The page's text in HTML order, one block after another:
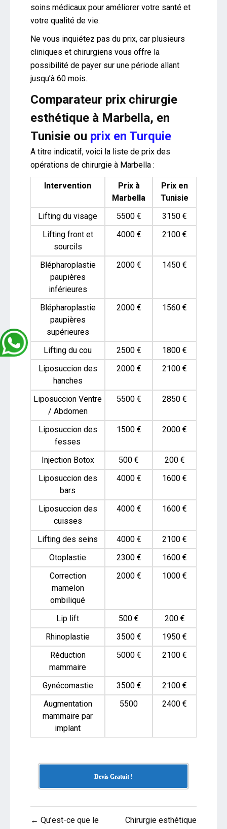
soins médicaux pour améliorer votre santé et
votre qualité de vie.
Ne vous inquiétez pas du prix, car plusieurs
cliniques et chirurgiens vous offre la
possibilité de payer sur une période allant
jusqu’à 60 mois.
Comparateur prix chirurgie
esthétique à Marbella, en
Tunisie ou prix en Turquie
A titre indicatif, voici la liste de prix des
opérations de chirurgie à Marbella :
Intervention
Prix à
Marbella
Prix en
Tunisie
Lifting du visage
5500 €
3150 €
Lifting front et
sourcils
4000 € 2100 €
Blépharoplastie
paupières
inférieures
2000 € 1450 €
Blépharoplastie
paupières
supérieures
2000 € 1560 €
Lifting du cou 2500 €
1800 €
Liposuccion des
hanches
2000 € 2100 €
Liposuccion Ventre
/ Abdomen
5500 € 2850 €
Liposuccion des
fesses
1500 € 2000 €
Injection Botox 500 €
200 €
Liposuccion des
bars
4000 € 1600 €
Liposuccion des
cuisses
4000 € 1600 €
Lifting des seins 4000 €
2100 €
Otoplastie
2300 €
1600 €
Correction
mamelon
ombiliqué
2000 € 1000 €
Lip lift 500 €
200 €
Rhinoplastie
3500 €
1950 €
Réduction
mammaire
5000 € 2100 €
Gynécomastie 3500 €
2100 €
Augmentation
mammaire par
implant
5500 2400 €
Devis Gratuit !
Navigation
← Qu’est-ce que le
Chirurgie esthétique